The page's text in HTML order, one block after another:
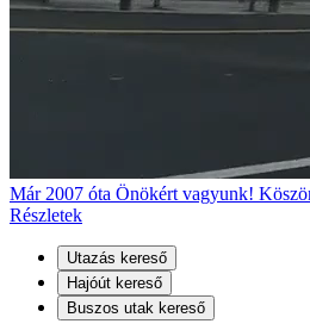
Már 2007 óta Önökért vagyunk!
Részletek
Utazás kereső
Hajóút kereső
Buszos utak kereső